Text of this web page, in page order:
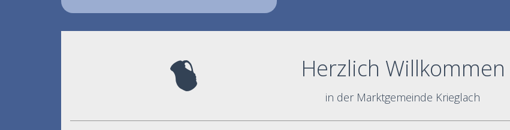
Herzlich Willkommen
in der Marktgemeinde Krieglach